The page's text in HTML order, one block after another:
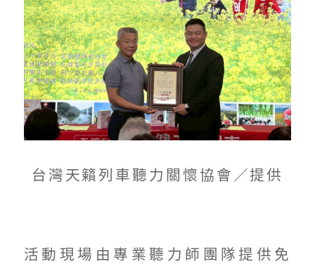
台灣天籟列車聽力關懷協會／提供
活動現場由專業聽力師團隊提供免